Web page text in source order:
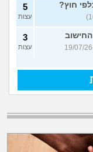
חוץ? 5
עצות
(ירין, בת 19, כתבה ב-19/07/26
3
עצות